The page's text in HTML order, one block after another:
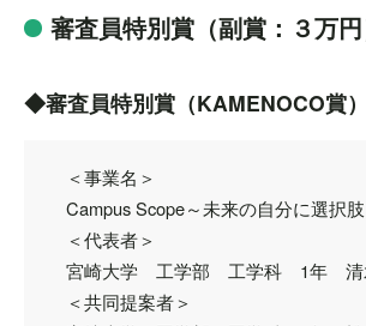
審査員特別賞（副賞：３万円
◆審査員特別賞（KAMENOCO賞）
＜事業名＞
Campus Scope～未来の自分に選択
＜代表者＞
宮崎大学 工学部 工学科 1年 清
＜共同提案者＞